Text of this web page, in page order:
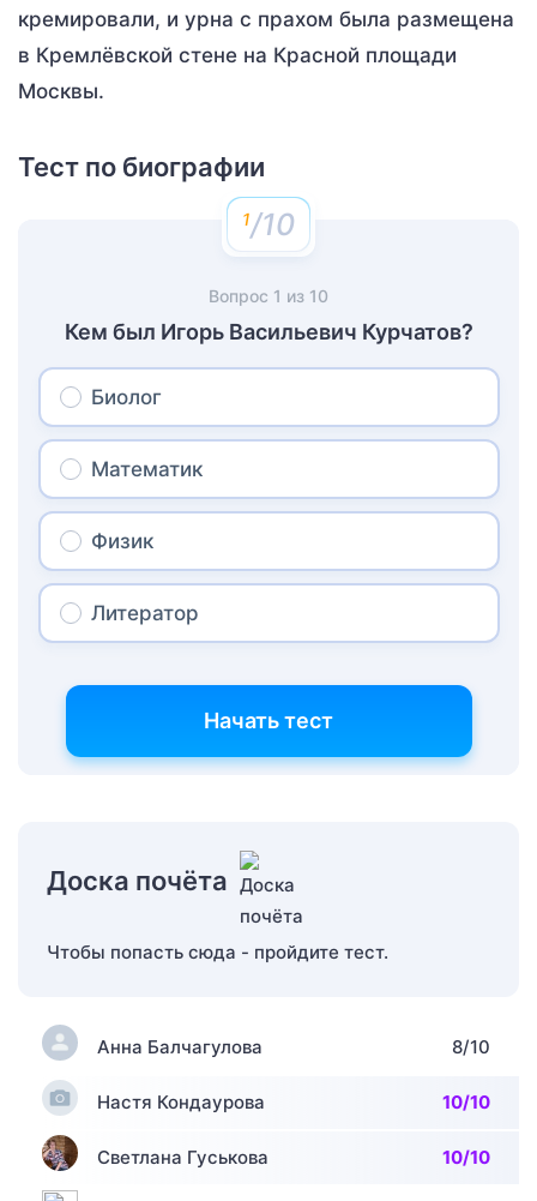
кремировали, и урна с прахом была размещена
в Кремлёвской стене на Красной площади
Москвы.
Тест по биографии
/10
Вопрос 1 из 10
Кем был Игорь Васильевич Курчатов?
Биолог
Математик
Физик
Литератор
Начать тест
Доска почёта
Чтобы попасть сюда - пройдите тест.
Анна Балчагулова 8/10
Настя Кондаурова 10/10
Светлана Гуськова 10/10